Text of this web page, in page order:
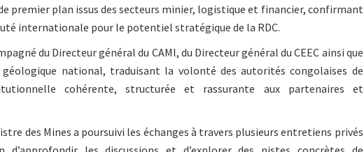
premier plan issus des secteurs minier, logistique et financier, confirmant
internationale pour le potentiel stratégique de la RDC.
du Directeur général du CAMI, du Directeur général du CEEC ainsi que
géologique national, traduisant la volonté des autorités congolaises de
cohérente, structurée et rassurante aux partenaires et
des Mines a poursuivi les échanges à travers plusieurs entretiens privés